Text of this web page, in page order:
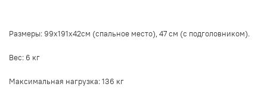
Размеры: 99х191х42см (спальное место), 47 см (с подголовником).
Вес: 6 кг
Максимальная нагрузка: 136 кг